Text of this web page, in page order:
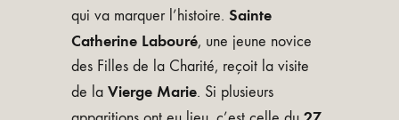
qui va marquer l’histoire. Sainte
Catherine Labouré, une jeune novice
des Filles de la Charité, reçoit la visite
de la Vierge Marie. Si plusieurs